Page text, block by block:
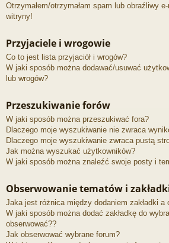
Otrzymałem/otrzymałam spam lub obraźliwy
witryny!
Przyjaciele i wrogowie
Co to jest lista przyjaciół i wrogów?
W jaki sposób można dodawać/usuwać
lub wrogów?
Przeszukiwanie forów
W jaki sposób można przeszukiwać fora?
Dlaczego moje wyszukiwanie nie zwraca
Dlaczego moje wyszukiwanie zwraca pustą
Jak można wyszukać użytkowników?
W jaki sposób można znaleźć swoje posty i
Obserwowanie tematów i
Jaka jest różnica między dodaniem zakładki a
W jaki sposób można dodać zakładkę do
obserwować??
Jak obserwować wybrane forum?